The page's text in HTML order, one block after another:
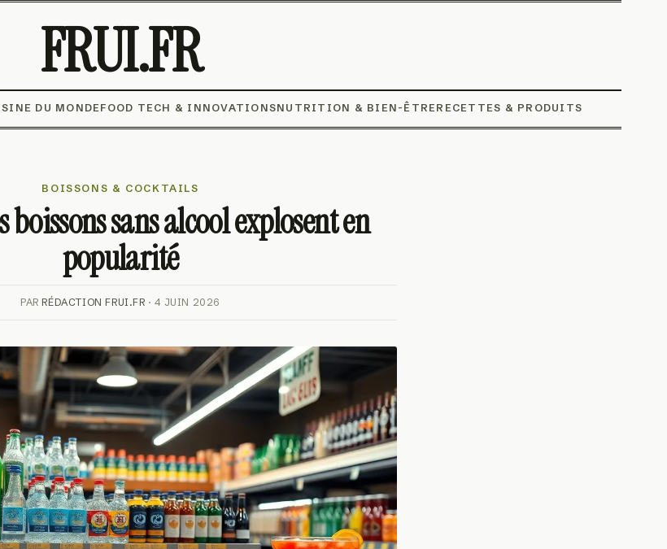
FRUI.FR
DU MONDE FOOD TECH & INNOVATIONSNUTRITION & BIEN-ÊTRE RECETTES & PRODUITS
BOISSONS & COCKTAILS
sans alcool explosent en
popularité
PAR RÉDACTION FRUI.FR · 4 JUIN 2026